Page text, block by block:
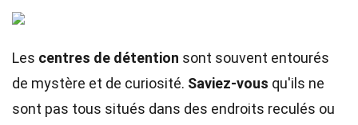
Les centres de détention sont souvent entourés
de mystère et de curiosité. Saviez-vous qu'ils ne
sont pas tous situés dans des endroits reculés ou